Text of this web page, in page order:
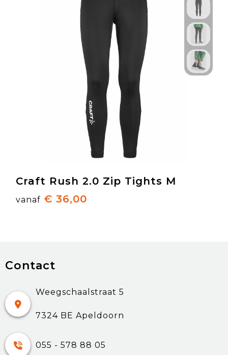
Craft Rush 2.0 Zip Tights M
vanaf € 36,00
Contact
Weegschaalstraat 5
7324 BE Apeldoorn
055 - 578 88 05